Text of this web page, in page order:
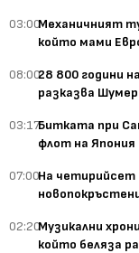
03:00Механичният
който мами
08:0028 800 години
разказва
03:17Битката при
флот на Япония
07:00На четирийсет
02:20Музикални
който беляза